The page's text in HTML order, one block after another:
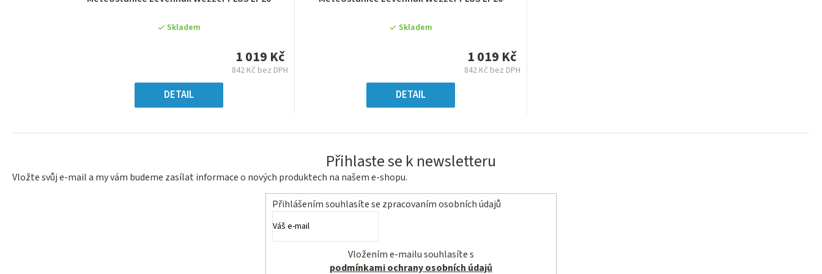
produktu
5
hvězdiček.
Skladem
1 019 Kč
842 Kč bez DPH
DETAIL
produktu
5
hvězdiček.
Skladem
1 019 Kč
842 Kč bez DPH
DETAIL
Přihlaste se k newsletteru
Vložte svůj e-mail a my vám budeme zasílat informace o nových produktech na našem e-shopu.
Přihlášením souhlasíte se zpracovaním osobních údajů
podmínkami ochrany osobních údajů